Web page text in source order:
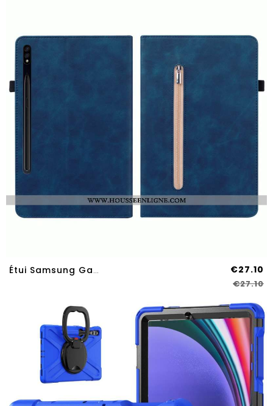
Étui Samsung Galaxy Tab S9 Plus Pochette À Fermeture Éclair €27.10
€27.10